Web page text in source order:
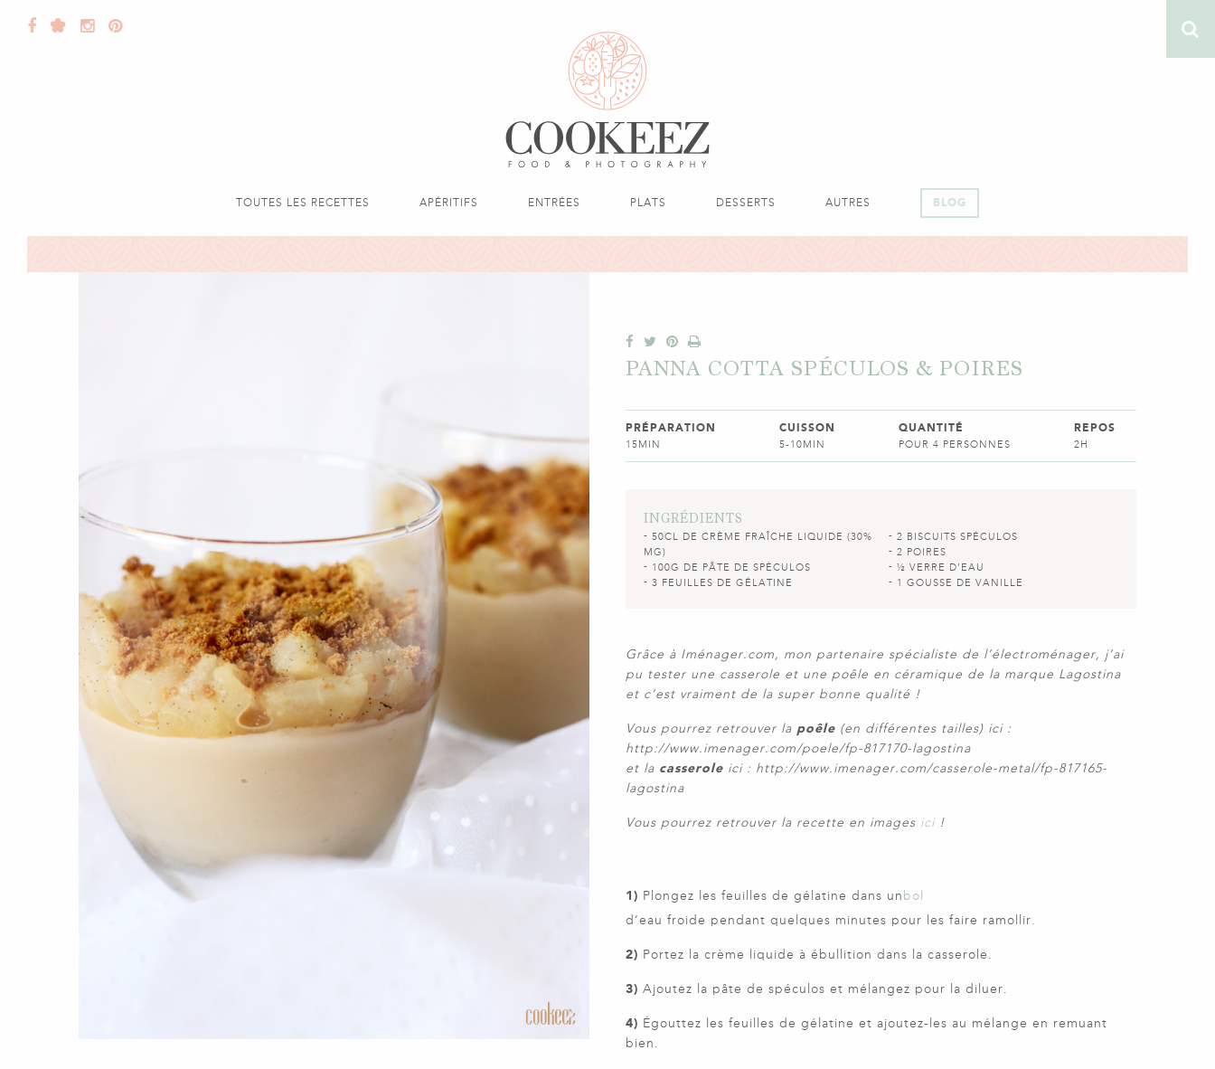
TOUTES LES RECETTES APÉRITIFS ENTRÉES PLATS DESSERTS AUTRES BLOG
PANNA COTTA SPÉCULOS & POIRES
PRÉPARATION
15MIN
CUISSON
5-10MIN
QUANTITÉ
POUR 4 PERSONNES
REPOS
2H
INGRÉDIENTS
50CL DE CRÈME FRAÎCHE LIQUIDE (30%
MG)
100G DE PÂTE DE SPÉCULOS
3 FEUILLES DE GÉLATINE
2 BISCUITS SPÉCULOS
2 POIRES
½ VERRE D’EAU
1 GOUSSE DE VANILLE
Grâce à Iménager.com, mon partenaire spécialiste de l’électroménager, j’ai
pu tester une casserole et une poêle en céramique de la marque Lagostina
et c’est vraiment de la super bonne qualité !
Vous pourrez retrouver la poêle (en différentes tailles) ici :
http://www.imenager.com/poele/fp-817170-lagostina
et la casserole ici : http://www.imenager.com/casserole-metal/fp-817165-
lagostina
Vous pourrez retrouver la recette en images ici!
1) Plongez les feuilles de gélatine dans un bol
d’eau froide pendant quelques minutes pour les faire ramollir.
2) Portez la crème liquide à ébullition dans la casserole.
3) Ajoutez la pâte de spéculos et mélangez pour la diluer.
4) Égouttez les feuilles de gélatine et ajoutez-les au mélange en remuant
bien.